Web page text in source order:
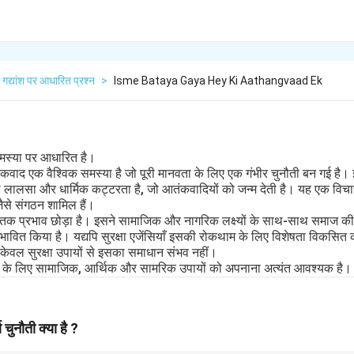
गद्यांश पर आधारित प्रश्न > Isme Bataya Gaya Hey Ki Aathangvaad Ek
पर आधारित है।
एक वैश्विक समस्या है जो पूरी मानवता के लिए एक गंभीर चुनौती बन गई
लालसा और धार्मिक कट्टरता है, जो आतंकवादियों को जन्म देती है। यह एक
संगठन शामिल हैं।
प्रभाव छोड़ा है। इसने सामाजिक और नागरिक लक्ष्यों के साथ-साथ समाज
किया है। यद्यपि सुरक्षा एजेंसियाँ इसकी रोकथाम के लिए विशेषता विकसित
सुरक्षा उपायों से इसका समाधान संभव नहीं।
लिए सामाजिक, आर्थिक और सामरिक उपायों को अपनाना अत्यंत आवश्यक है।
चुनौती क्या है ?